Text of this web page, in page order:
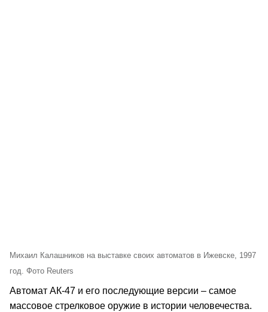
Михаил Калашников на выставке своих автоматов в Ижевске, 1997
год. Фото Reuters
Автомат АК-47 и его последующие версии – самое
массовое стрелковое оружие в истории человечества.